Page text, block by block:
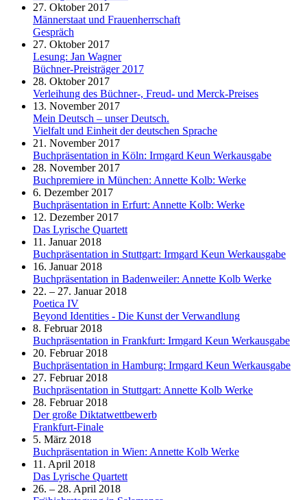
27. Oktober 2017
Männerstaat und Frauenherrschaft
Gespräch
27. Oktober 2017
Lesung: Jan Wagner
Büchner-Preisträger 2017
28. Oktober 2017
Verleihung des Büchner-, Freud- und Merck-Preises
13. November 2017
Mein Deutsch – unser Deutsch.
Vielfalt und Einheit der deutschen Sprache
21. November 2017
Buchpräsentation in Köln: Irmgard Keun Werkausgabe
28. November 2017
Buchpremiere in München: Annette Kolb: Werke
6. Dezember 2017
Buchpräsentation in Erfurt: Annette Kolb: Werke
12. Dezember 2017
Das Lyrische Quartett
11. Januar 2018
Buchpräsentation in Stuttgart: Irmgard Keun Werkausgabe
16. Januar 2018
Buchpräsentation in Badenweiler: Annette Kolb Werke
22. – 27. Januar 2018
Poetica IV
Beyond Identities - Die Kunst der Verwandlung
8. Februar 2018
Buchpräsentation in Frankfurt: Irmgard Keun Werkausgabe
20. Februar 2018
Buchpräsentation in Hamburg: Irmgard Keun Werkausgabe
27. Februar 2018
Buchpräsentation in Stuttgart: Annette Kolb Werke
28. Februar 2018
Der große Diktatwettbewerb
Frankfurt-Finale
5. März 2018
Buchpräsentation in Wien: Annette Kolb Werke
11. April 2018
Das Lyrische Quartett
26. – 28. April 2018